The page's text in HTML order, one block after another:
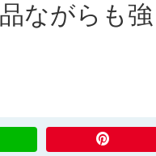
ながらも強